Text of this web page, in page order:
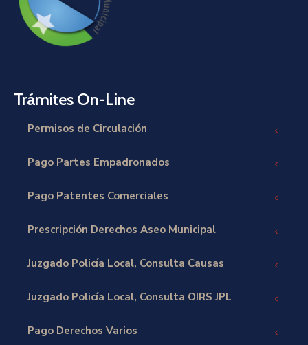
Trámites On-Line
Permisos de Circulación
Pago Partes Empadronados
Pago Patentes Comerciales
Prescripción Derechos Aseo Municipal
Juzgado Policía Local, Consulta Causas
Juzgado Policía Local, Consulta OIRS JPL
Pago Derechos Varios